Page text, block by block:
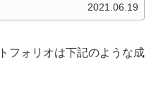
2021.06.19
フォリオは下記のような成